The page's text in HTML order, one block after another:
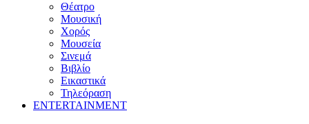
Θέατρο
Μουσική
Χορός
Μουσεία
Σινεμά
Βιβλίο
Εικαστικά
Τηλεόραση
ENTERTAINMENT